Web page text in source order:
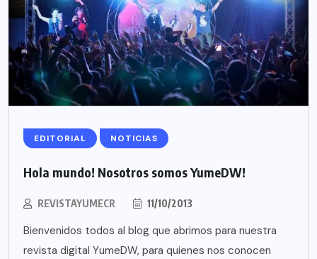
EDITORIAL NOTICIAS
Hola mundo! Nosotros somos YumeDW!
REVISTAYUMECR 11/10/2013
Bienvenidos todos al blog que abrimos para nuestra
revista digital YumeDW, para quienes nos conocen